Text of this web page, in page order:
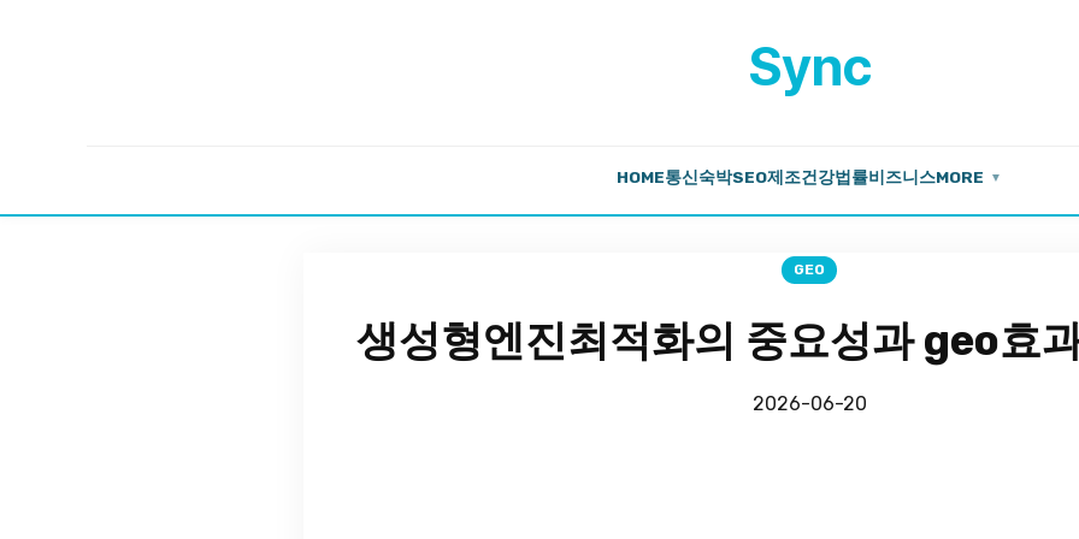
Sync
HOME통신 숙박SEO제조건강법률비즈니스MORE ▼
GEO
생성형엔진최적화의 중요성과 geo효
2026-06-20